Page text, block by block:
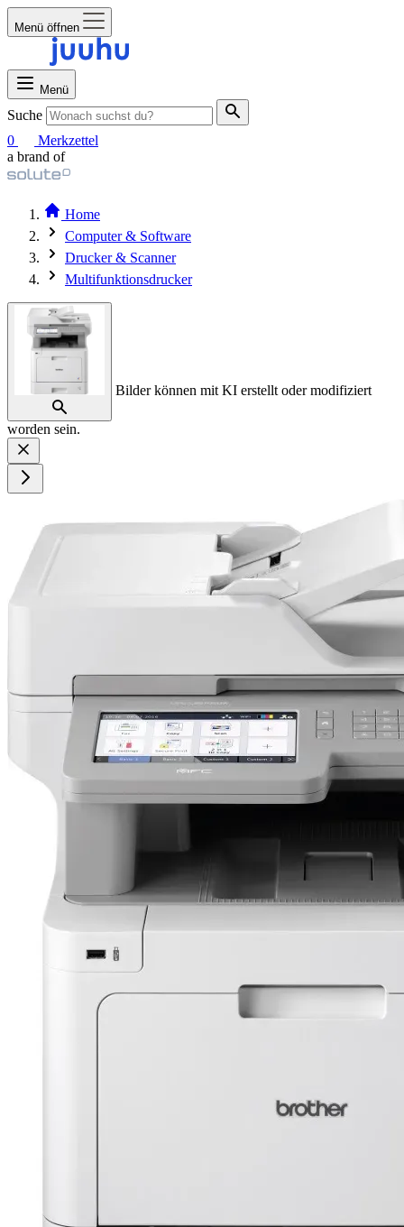
Menü öffnen
Menü
Suche
0
Merkzettel
a brand of
Home
Computer & Software
Drucker & Scanner
Multifunktionsdrucker
Bilder können mit KI erstellt oder modifiziert
worden sein.